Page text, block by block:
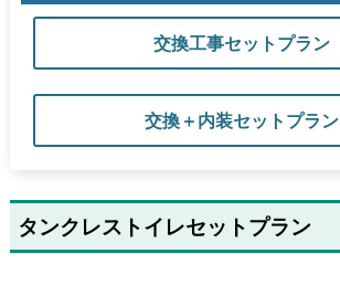
交換工事セットプラン
交換＋内装セットプラン
タンクレストイレセットプラン